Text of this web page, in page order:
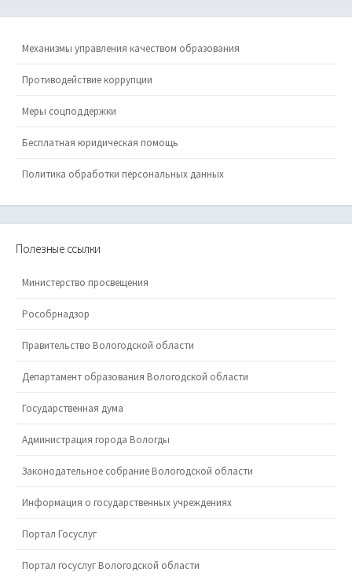
Механизмы управления качеством образования
Противодействие коррупции
Меры соцподдержки
Бесплатная юридическая помощь
Политика обработки персональных данных
Полезные ссылки
Министерство просвещения
Рособрнадзор
Правительство Вологодской области
Департамент образования Вологодской области
Государственная дума
Администрация города Вологды
Законодательное собрание Вологодской области
Информация о государственных учреждениях
Портал Госуслуг
Портал госуслуг Вологодской области